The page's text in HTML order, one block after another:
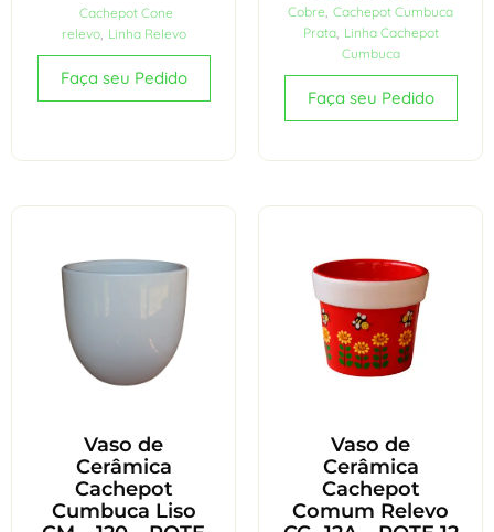
Cachepot Cone
relevo, Linha Relevo
Faça seu Pedido
Cobre Cachepot Cumbuca
Prata, Linha Cachepot
Cumbuca
Faça seu Pedido
Vaso de
Cerâmica
Cachepot
Cumbuca Liso
Vaso de
Cerâmica
Cachepot
Comum Relevo